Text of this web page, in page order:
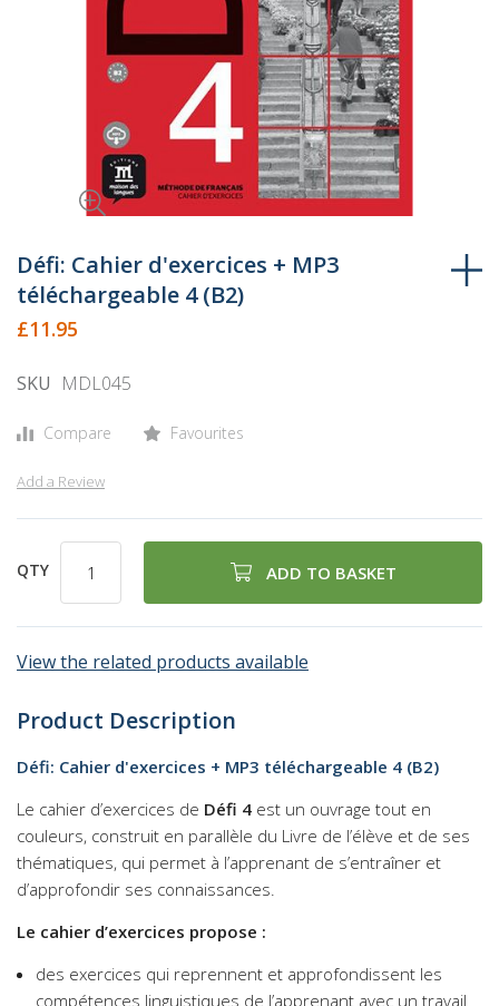
to
the
beginning
of
images
Défi: Cahier d'exercices + MP3
téléchargeable 4 (B2)
£11.95
SKU MDL045
Compare Favourites
Add a Review
QTY ADD TO BASKET
View the related products available
Product Description
Défi: Cahier d'exercices + MP3 téléchargeable 4 (B2)
Le cahier d’exercices de Défi 4 est un ouvrage tout en
couleurs, construit en parallèle du Livre de l’élève et de ses
thématiques, qui permet à l’apprenant de s’entraîner et
d’approfondir ses connaissances.
Le cahier d’exercices propose :
des exercices qui reprennent et approfondissent les
compétences linguistiques de l’apprenant avec un travail